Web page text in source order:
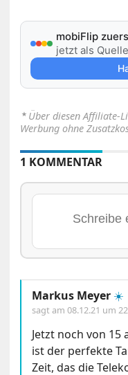
mobiFlip
jetzt als
⋆ Über diesen Affiliate-
Werbung ohne
1 KOMMENTAR
Markus Meyer ☀️
sagt am08.12.21 um
Jetzt noch von 15
ist der perfekte
Zeit, das die